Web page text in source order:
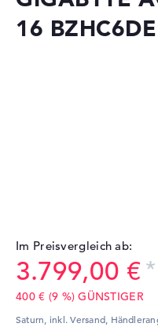
16
Im Preisvergleich ab:
3.799,00 €
400 € (9 %) GÜNSTIGER
Saturn, inkl. Versand,